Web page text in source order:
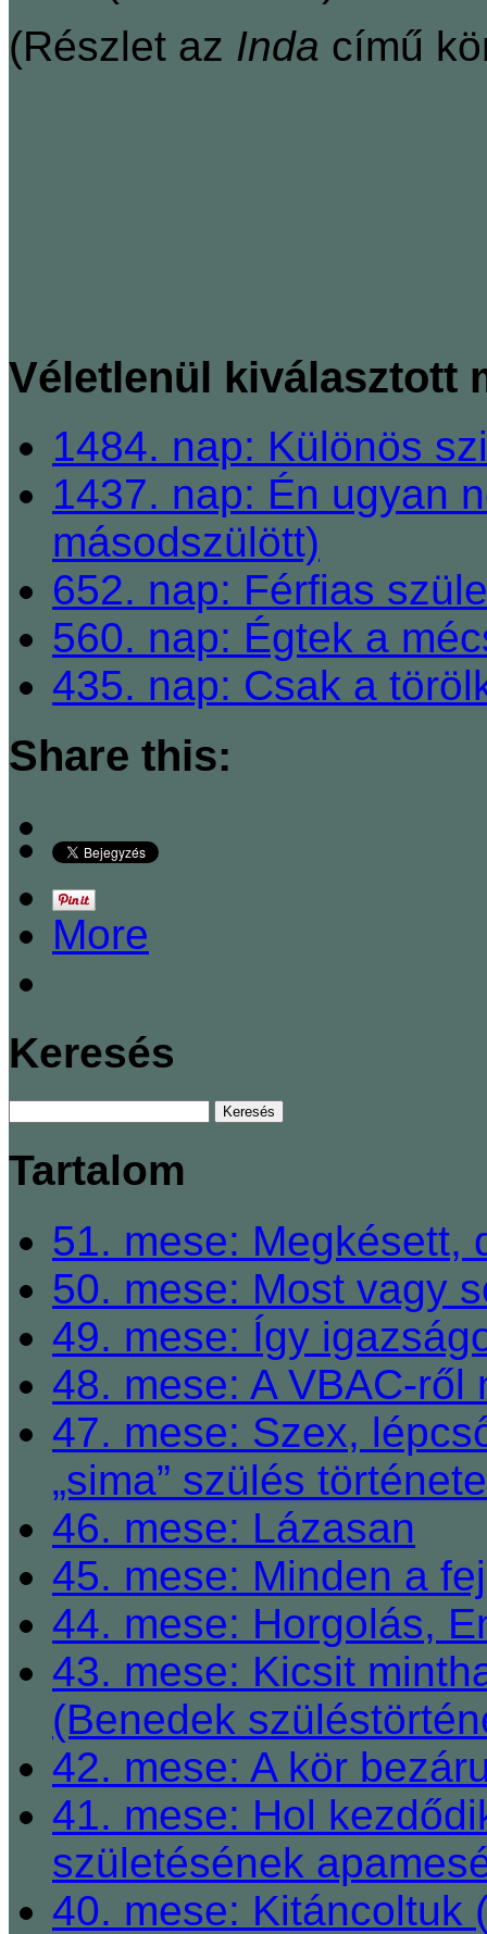
(Részlet az Inda című
Véletlenül kiválasztott
1484. nap: Különös
1437. nap: Én ugyan
másodszülött)
652. nap: Férfias
560. nap: Égtek a
435. nap: Csak a
Share this:
More
Keresés
Tartalom
51. mese: Megkésett,
50. mese: Most vagy
49. mese: Így
48. mese: A VBAC-
47. mese: Szex,
„sima” szülés
46. mese: Lázasan
45. mese: Minden a
44. mese: Horgolás,
43. mese: Kicsit
(Benedek
42. mese: A kör
41. mese: Hol
születésének
40. mese: Kitáncoltuk